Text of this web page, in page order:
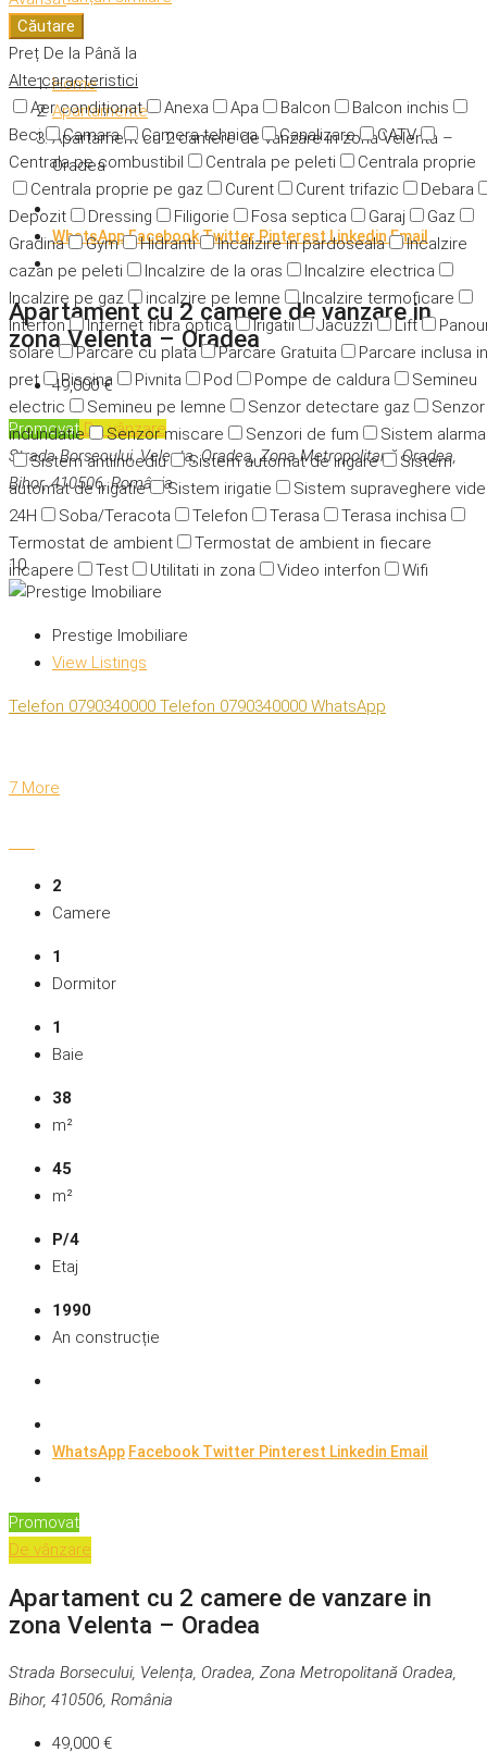
Căutare
Preț De la Până la
Alte caracteristici
Aer condiționat
Anexa Apa Balcon
Balcon inchis
Beci
Camara Camera tehnica Canalizare
CATV
Centrala pe combustibil
Centrala pe peleti
Centrala proprie
Centrala proprie pe gaz
Curent Curent trifazic
Debara
Depozit
Dressing Filigorie Fosa septica Garaj
Gaz
Gradina
Gym Hidranti Incalizire in pardoseala
Incalzire
cazan pe peleti
Incalzire de la oras
Incalzire electrica
Incalzire pe gaz
incalzire pe lemne
Incalzire termoficare
Interfon
Internet fibra optica Irigatii Jacuzzi Lift
solare
Parcare cu plata Parcare Gratuita
Parcare inclusa in
pret
Piscina Pivnita Pod Pompe de caldura
Semineu
electric
Semineu pe lemne Senzor detectare gaz
Senzor
indundatie
Senzor miscare Senzori de fum
Sistem alarma
Sistem antiincediu
Sistem automat de irigare
Sistem
automat de irigatie
Sistem irigatie
Sistem supraveghere
24H
Soba/Teracota Telefon Terasa
Terasa inchisa
Termostat de ambient
Termostat de ambient in fiecare
incapere
Test Utilitati in zona Video interfon Wifi
Home
Apartamente
Apartament cu 2 camere de vanzare in zona Velenta –
Oradea
WhatsAppFacebookTwitter Pinterest LinkedinEmail
Apartament cu 2 camere de vanzare in
zona Velenta – Oradea
49,000 €
PromovatDe vânzare
Strada Borsecului, Velența, Oradea, Zona Metropolitană Oradea,
Bihor, 410506, România
10
Prestige Imobiliare
View Listings
Telefon 0790340000 Telefon 0790340000 WhatsApp
7 More
2
Camere
1
Dormitor
1
Baie
38
m²
45
m²
P/4
Etaj
1990
An construcție
WhatsApp FacebookTwitter Pinterest Linkedin Email
Promovat
De vânzare
Apartament cu 2 camere de vanzare in
zona Velenta – Oradea
Strada Borsecului, Velența, Oradea, Zona Metropolitană Oradea,
Bihor, 410506, România
49,000 €